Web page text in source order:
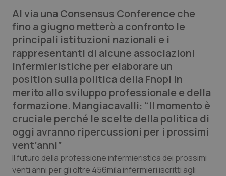
Lettere al direttore
Edizioni Regionali
QS Pro
Professionisti Sanitari.AI
Abruzzo
Basilicata
Calabria
QS Pro Gold
Artrite & artrosi
Asma & BPCO
QS Club Newsletter
Al via una Consensus Conference che
fino a giugno metterò a confronto le
principali istituzioni nazionali e i
rappresentanti di alcune associazioni
infermieristiche per elaborare un
position sulla politica della Fnopi in
merito allo sviluppo professionale e della
formazione. Mangiacavalli: “Il momento è
cruciale perché le scelte della politica di
oggi avranno ripercussioni per i prossimi
vent’anni”
Il futuro della professione infermieristica dei prossimi
venti anni per gli oltre 456mila infermieri iscritti agli